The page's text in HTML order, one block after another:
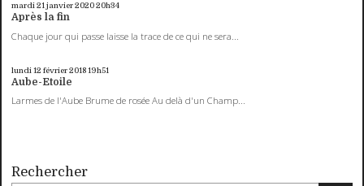
mardi 21janvier 202020h34
Après la fin
Chaque jour qui passe laisse la trace de ce qui ne sera...
lundi 12 février 201819h51
Aube-Etoile
Larmes de l'Aube Brume de rosée Au delà d'un Champ...
Rechercher